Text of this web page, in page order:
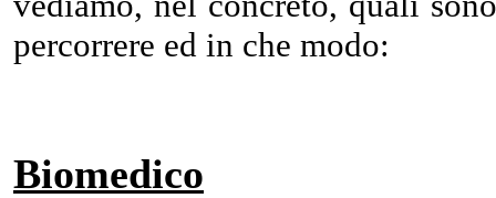
percorrere ed in che modo:
Biomedico